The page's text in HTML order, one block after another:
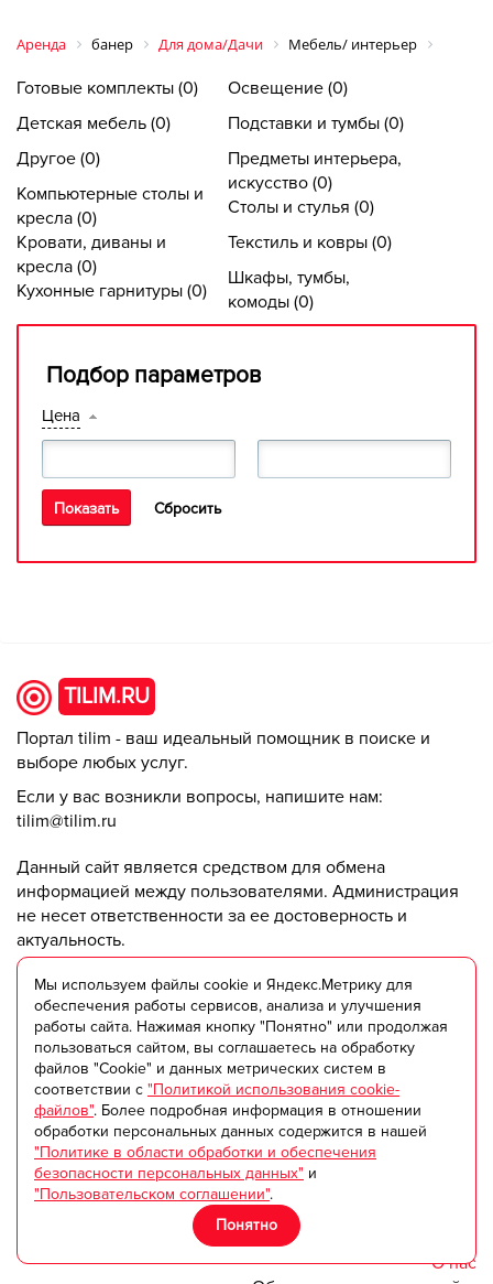
Аренда банер Для дома/Дачи Мебель/ интерьер
Готовые комплекты (0)
Детская мебель (0)
Другое (0)
Компьютерные столы и
кресла (0)
Кровати, диваны и
кресла (0)
Кухонные гарнитуры (0)
Освещение (0)
Подставки и тумбы (0)
Предметы интерьера,
искусство (0)
Столы и стулья (0)
Текстиль и ковры (0)
Шкафы, тумбы,
комоды (0)
Подбор параметров
Цена
TILIM.RU
Портал tilim - ваш идеальный помощник в поиске и
выборе любых услуг.
Если у вас возникли вопросы, напишите нам:
tilim@tilim.ru
Данный сайт является средством для обмена
информацией между пользователями. Администрация
не несет ответственности за ее достоверность и
актуальность.
© ООО "Триумф +" 2018-2025
Пользовательское соглашение
Согласие на обработку персональных данных
Политика в области обработки и обеспечения
безопасности персональных данных
Оферта на оказание рекламных и информационных
услуг на сайте TILIM
Согласие на получение рекламы
Требования к информационным материалам
Платные сервисы
О нас
Мы используем файлы cookie и Яндекс.Метрику для
обеспечения работы сервисов, анализа и улучшения
работы сайта. Нажимая кнопку "Понятно" или продолжая
пользоваться сайтом, вы соглашаетесь на обработку
файлов "Cookie" и данных метрических систем в
соответствии с "Политикой использования cookie-
файлов". Более подробная информация в отношении
обработки персональных данных содержится в нашей
"Политике в области обработки и обеспечения
безопасности персональных данных" и
"Пользовательском соглашении".
Понятно